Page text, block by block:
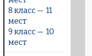
8 класс — 11
мест
9 класс — 10
мест